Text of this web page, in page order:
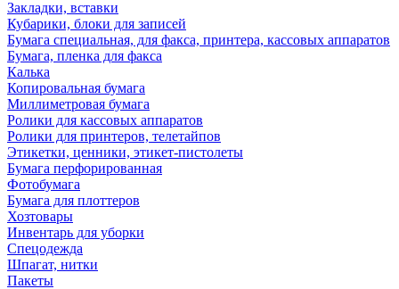
Закладки, вставки
Кубарики, блоки для записей
Бумага специальная, для факса, принтера, кассовых аппаратов
Бумага, пленка для факса
Калька
Копировальная бумага
Миллиметровая бумага
Ролики для кассовых аппаратов
Ролики для принтеров, телетайпов
Этикетки, ценники, этикет-пистолеты
Бумага перфорированная
Фотобумага
Бумага для плоттеров
Хозтовары
Инвентарь для уборки
Спецодежда
Шпагат, нитки
Пакеты